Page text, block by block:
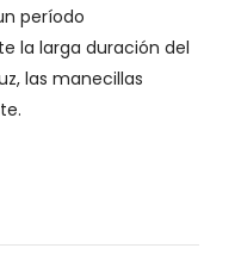
período
la larga duración del
las manecillas